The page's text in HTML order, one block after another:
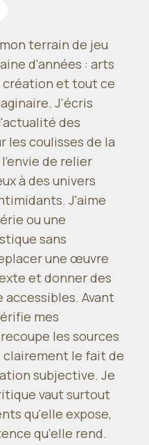
terrain de jeu
d'années : arts
création et tout ce
J'écris
des
les coulisses de la
de relier
à des univers
J'aime
ou une
sans
une œuvre
et donner des
Avant
mes
les sources
le fait de
subjective. Je
vaut surtout
qu'elle expose,
qu'elle rend.